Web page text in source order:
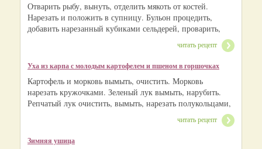
Отварить рыбу, вынуть, отделить мякоть от костей.
Нарезать и положить в супницу. Бульон процедить,
добавить нарезанный кубиками сельдерей, проварить,
читать рецепт
Уха из карпа с молодым картофелем и пшеном в горшочках
Картофель и морковь вымыть, очистить. Морковь
нарезать кружочками. Зеленый лук вымыть, нарубить.
Репчатый лук очистить, вымыть, нарезать полукольцами,
читать рецепт
Зимняя ушица